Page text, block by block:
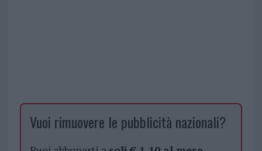
Vuoi rimuovere le pubblicità nazionali?